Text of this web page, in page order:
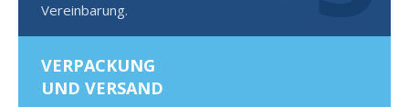
Vereinbarung.
VERPACKUNG
UND VERSAND